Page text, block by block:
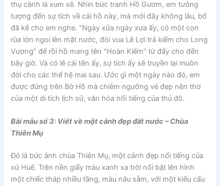
thụ cành lá xum xê. Nhìn bức tranh Hồ Gươm, em tưởng
tượng đến sự tích về cái hồ này, mà mới đây không lâu, bố
đã kể cho em nghe. “Ngày xửa ngày xưa ấy, có một con
rùa lớn ngoi lên mặt nước, đòi vua Lê Lợi trả kiếm cho Long
Vương” để rồi hồ mang tên “Hoàn Kiếm” từ đấy cho đến
bây giờ. Và có lẽ cái tên ấy, sự tích ấy sẽ truyền lại muôn
đời cho các thế hệ mai sau. Ước gì một ngày nào đó, em
được đứng trên Bờ Hồ mà chiêm ngưỡng vẻ đẹp nên thơ
của một di tích lịch sử, văn hóa nổi tiếng của thủ đô.
Bài mẫu số 3: Viết về một cảnh đẹp đất nước – Chùa
Thiên Mụ
Đó là bức ảnh chùa Thiên Mụ, một cảnh đẹp nổi tiếng của
xứ Huế. Trên nền giấy màu xanh xa trời nổi bật lên hình
một chiếc tháp nhiều tầng, màu nâu sẫm, với một kiểu cấu